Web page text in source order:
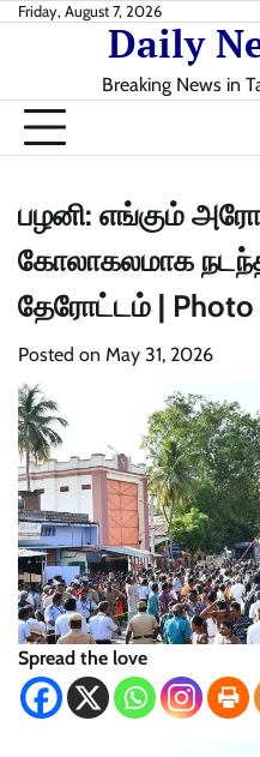
SkipFriday, August 7, 2026
Daily
Breaking News in
பழனி: எங்கும்
கோலாகலமாக
தேரோட்டம் | Photo
Posted on May 31, 2026
Spread the love